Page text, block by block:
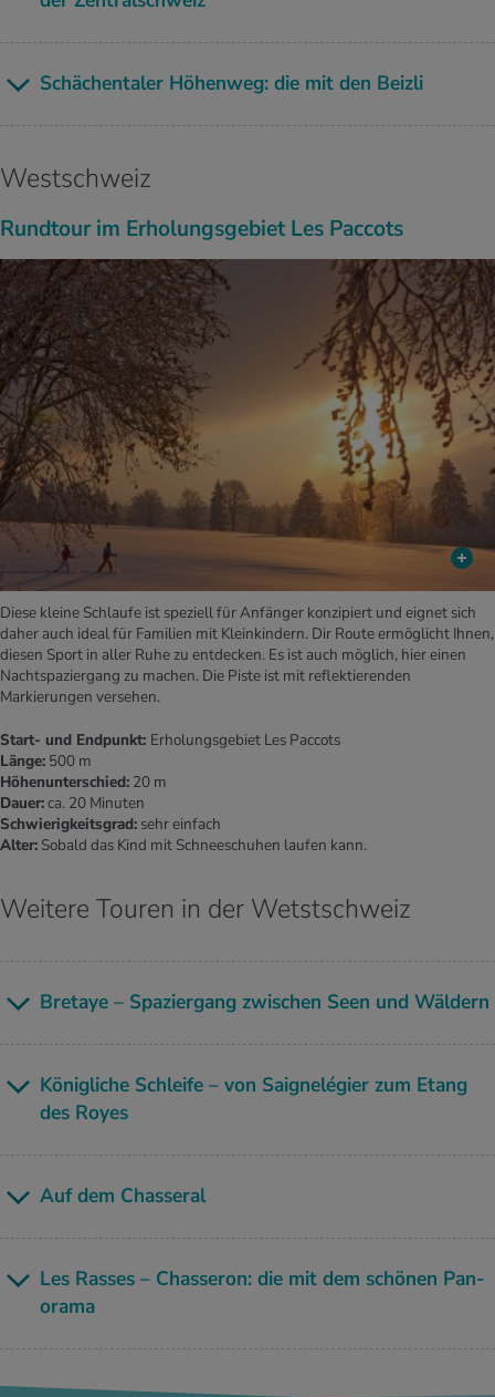
Schä­chen­ta­ler Hö­hen­weg: die mit den Beiz­li
Westschweiz
Rundtour im Erholungsgebiet Les Paccots
Diese kleine Schlaufe ist speziell für Anfänger konzipiert und eignet sich
daher auch ideal für Familien mit Kleinkindern. Dir Route ermöglicht Ihnen,
diesen Sport in aller Ruhe zu entdecken. Es ist auch möglich, hier einen
Nachtspaziergang zu machen. Die Piste ist mit reflektierenden
Markierungen versehen.
Start- und Endpunkt: Erholungsgebiet Les Paccots
Länge: 500 m
Höhenunterschied: 20 m
Dauer:ca. 20 Minuten
Schwierigkeitsgrad: sehr einfach
Alter: Sobald das Kind mit Schneeschuhen laufen kann.
Weitere Touren in der Wetstschweiz
Bre­taye – Spa­zier­gang zwi­schen Seen und Wäl­dern
Kö­nig­li­che Schlei­fe – von Saig­nelé­gier zum Etang
des Royes
Auf dem Chas­se­ral
Les Ras­ses – Chas­se­ron: die mit dem schö­nen Pan­
ora­ma